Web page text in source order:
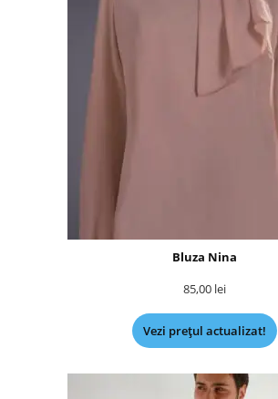
Bluza Nina
85,00 lei
Vezi prețul actualizat!